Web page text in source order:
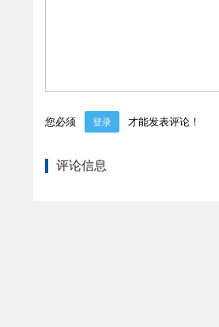
您必须 登录 才能发表评论！
评论信息